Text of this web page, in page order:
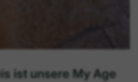
ist unsere My Age